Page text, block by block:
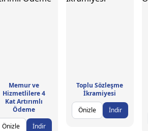
Memur ve
Hizmetlilere 4
Kat Artırımlı
Ödeme
Önizle
İndir
Toplu Sözleşme
İkramiyesi
Önizle
İndir